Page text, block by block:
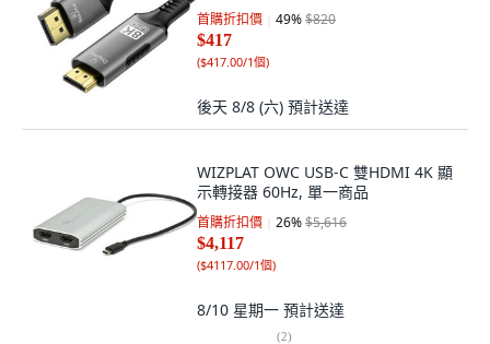
首購折扣價 49%$820
$417
($417.00/1個)
後天 8/8 (六) 預計送達
WIZPLAT OWC USB-C 雙HDMI 4K 顯
示轉接器 60Hz, 單一商品
首購折扣價 26%$5,616
$4,117
($4117.00/1個)
8/10 星期一 預計送達
(2)